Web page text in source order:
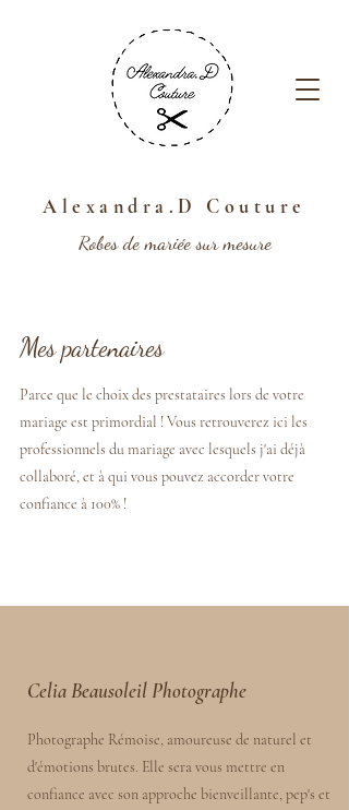
Alexandra.D Couture
Robes de mariée sur mesure
Mes partenaires
Parce que le choix des prestataires lors de votre
mariage est primordial ! Vous retrouverez ici les
professionnels du mariage avec lesquels j'ai déjà
collaboré, et à qui vous pouvez accorder votre
confiance à 100% !
Celia Beausoleil Photographe
Photographe Rémoise, amoureuse de naturel et
d'émotions brutes. Elle sera vous mettre en
confiance avec son approche bienveillante, pep's et